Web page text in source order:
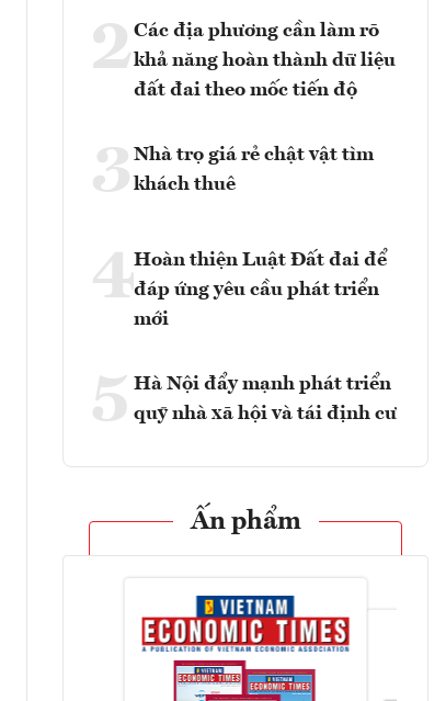
2Các địa phương cần làm rõ
khả năng hoàn thành dữ liệu
đất đai theo mốc tiến độ
3 Nhà trọ giá rẻ chật vật tìm
khách thuê
4Hoàn thiện Luật Đất đai để
đáp ứng yêu cầu phát triển
mới
5 Hà Nội đẩy mạnh phát triển
quỹ nhà xã hội và tái định cư
Ấn phẩm